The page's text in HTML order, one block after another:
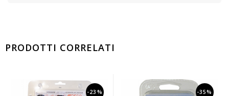
PRODOTTI CORRELATI
-23% -35%